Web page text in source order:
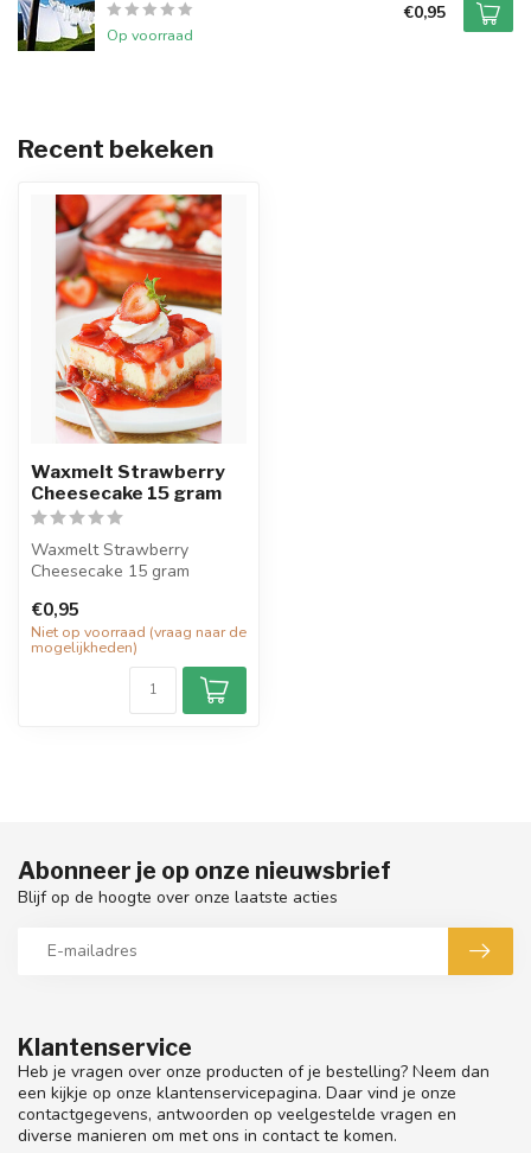
Op voorraad
€0,95
Recent bekeken
Waxmelt Strawberry
Cheesecake 15 gram
Waxmelt Strawberry
Cheesecake 15 gram
De heerlijk frisse geur van
rode rijpe ...
€0,95
Niet op voorraad (vraag naar de
mogelijkheden)
Klantenservice
Heb je vragen over onze producten of je bestelling? Neem dan
een kijkje op onze klantenservicepagina. Daar vind je onze
contactgegevens, antwoorden op veelgestelde vragen en
diverse manieren om met ons in contact te komen.
Abonneer je op onze nieuwsbrief
Blijf op de hoogte over onze laatste acties